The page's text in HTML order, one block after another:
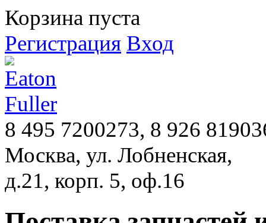
Корзина пуста
Регистрация Вход
8 495 7200273, 8 926
Москва, ул. Лобненская,
д.21, корп. 5, оф.16